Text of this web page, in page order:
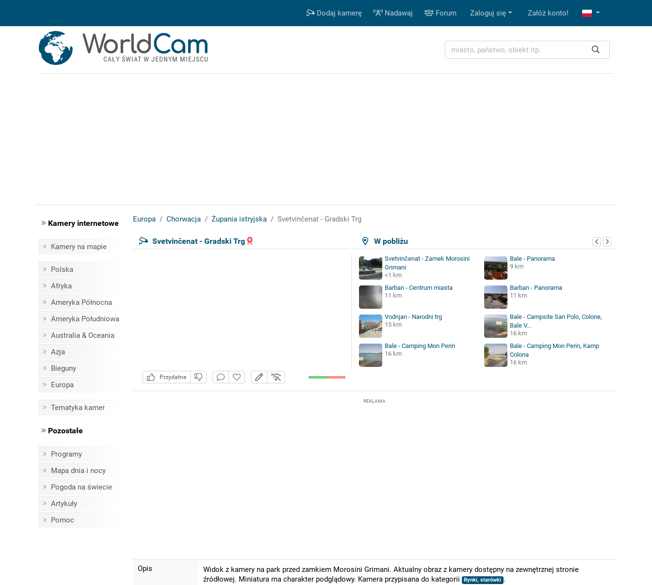
Dodaj kamerę Nadawaj Forum Zaloguj się Załóż konto!
WorldCam
CAŁY ŚWIAT W JEDNYM MIEJSCU
Kamery internetowe
Kamery na mapie
Polska
Afryka
Ameryka Północna
Ameryka Południowa
Australia & Oceania
Azja
Bieguny
Europa
Tematyka kamer
Pozostałe
Programy
Mapa dnia i nocy
Pogoda na świecie
Artykuły
Pomoc
Europa Chorwacja Żupania istryjska Svetvinčenat - Gradski Trg
W pobliżu
Svetvinčenat - Gradski Trg
Przydatne
Svetvinčenat - Zamek Morosini
Grimani
<1 km
Bale - Panorama
9 km
Barban - Centrum miasta
11 km
Barban - Panorama
11 km
Vodnjan - Narodni trg
15 km
Bale - Campsite San Polo, Colone,
Bale V...
16 km
Bale - Camping Mon Perin
16 km
Bale - Camping Mon Perin, Kamp
Colona
16 km
REKLAMA
Opis
Widok z kamery na park przed zamkiem Morosini Grimani. Aktualny obraz z kamery dostępny na zewnętrznej stronie
źródłowej. Miniatura ma charakter podglądowy. Kamera przypisana do kategorii
Rynki, starówki .